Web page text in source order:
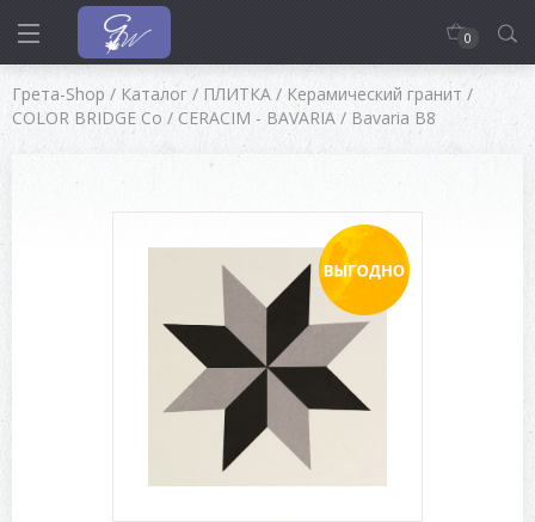
0
Грета-Shop / Каталог / ПЛИТКА / Керамический гранит /
COLOR BRIDGE Co / CERACIM - BAVARIA / Bavaria B8